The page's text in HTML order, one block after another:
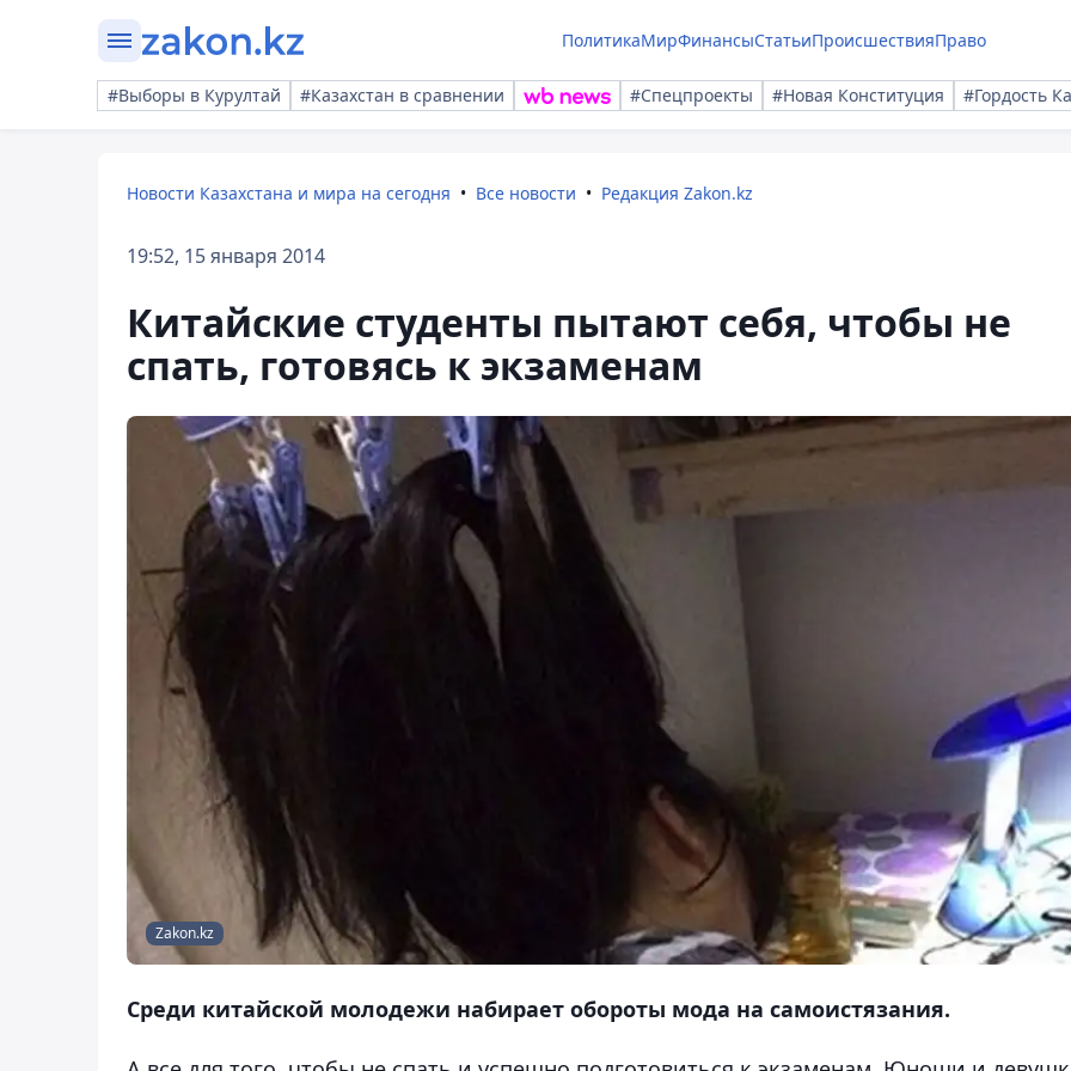
ПолитикаМирФинансыСтатьиПроисшествияПраво
#Выборы в Курултай #Казахстан в сравнении #Спецпроекты #Новая Конституция #Гордость
Новости Казахстана и мира на сегодня Все новости Редакция Zakon.kz
19:52, 15 января 2014
Китайские студенты пытают себя, чтобы не
спать, готовясь к экзаменам
Zakon.kz
Среди китайской молодежи набирает обороты мода на самоистязания.